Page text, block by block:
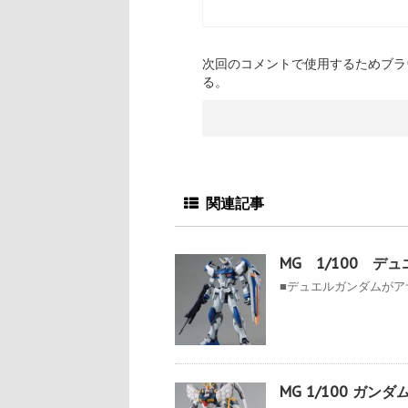
次回のコメントで使用するためブ
る。
関連記事
MG 1/100 デュ
■デュエルガンダムが
MG 1/100 ガンダ